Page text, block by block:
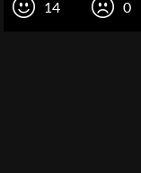
14 0